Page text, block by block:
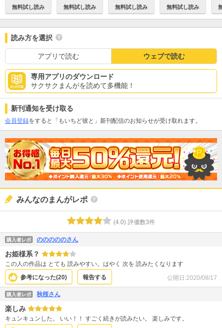
無料試し読み 無料試し読み 無料試し読み 無料試し読み
読み方を選択
アプリで読む ウェブで読む
専用アプリのダウンロード
サクサクまんがを読めて多機能！
新刊通知を受け取る
会員登録をすると「もいちど彼と」新刊配信のお知らせが受け取れます。
みんなのまんがレポ
(4.0) 評価数3件
購入者レポ のののののさん
お姫様系？
この人の作品は とても 読みやすい。はやく 次を 読みたくなります
参考になった(20) 報告する 公開日:2020/08/17
購入者レポ 秋桜さん
楽しみ
キュンキュンした。 いい！！ すごく続きが読みたい。 楽しみです。